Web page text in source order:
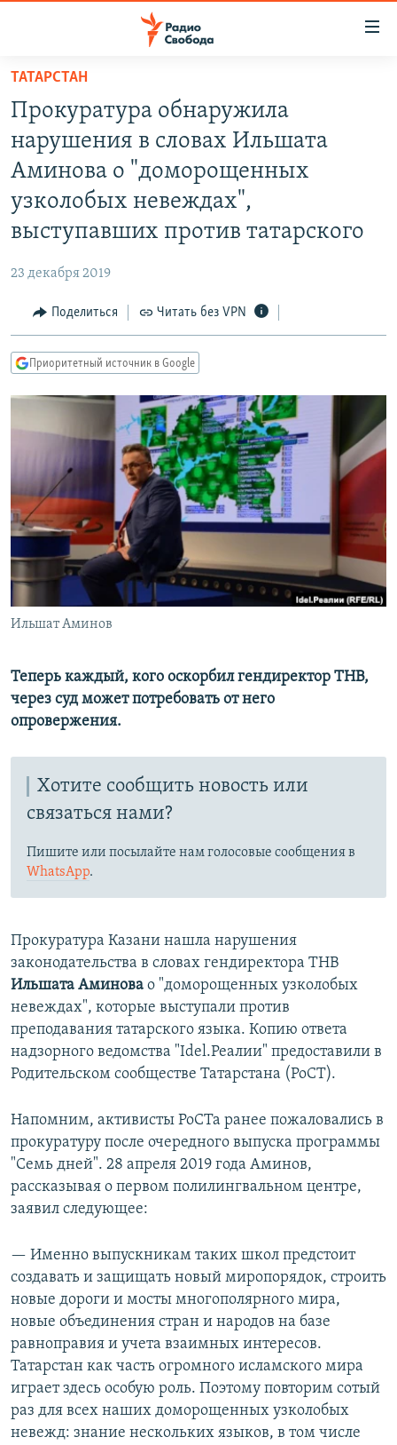
упрощенного
доступа
основному
содержанию
Вернутся
главной
навигации
Вернутся
поиску
ПОДКАСТЫ
АВТОРСКИЕ ПРОЕКТЫ
ЦИТАТЫ СВОБОДЫ
МНЕНИЯ
IDEL.РЕАЛИИ
КАВКАЗ.РЕАЛИИ
СЕВЕР.РЕАЛИИ
РАСПИСАНИЕ ВЕЩАНИЯ
ПОДПИШИТЕСЬ НА РАССЫЛКУ
СОЦИАЛЬНЫЕ СЕТИ
Все сайты РСЕ/РС
ТАТАРСТАН
Прокуратура обнаружила
нарушения в словах Ильшата
Аминова о "доморощенных
узколобых невеждах",
выступавших против татарского
23 декабря 2019
Поделиться Читать без VPN
Приоритетный источник в Google
Ильшат Аминов
Теперь каждый, кого оскорбил гендиректор ТНВ,
через суд может потребовать от него
опровержения.
Хотите сообщить новость или
связаться нами?
Пишите или посылайте нам голосовые сообщения в
WhatsApp.
Прокуратура Казани нашла нарушения
законодательства в словах гендиректора ТНВ
Ильшата Аминова о "доморощенных узколобых
невеждах", которые выступали против
преподавания татарского языка. Копию ответа
надзорного ведомства "Idel.Реалии" предоставили в
Родительском сообществе Татарстана (РоСТ).
Напомним, активисты РоСТа ранее пожаловались в
прокуратуру после очередного выпуска программы
"Семь дней". 28 апреля 2019 года Аминов,
рассказывая о первом полилингвальном центре,
заявил следующее:
— Именно выпускникам таких школ предстоит
создавать и защищать новый миропорядок, строить
новые дороги и мосты многополярного мира,
новые объединения стран и народов на базе
равноправия и учета взаимных интересов.
Татарстан как часть огромного исламского мира
играет здесь особую роль. Поэтому повторим сотый
раз для всех наших доморощенных узколобых
невежд: знание нескольких языков, в том числе